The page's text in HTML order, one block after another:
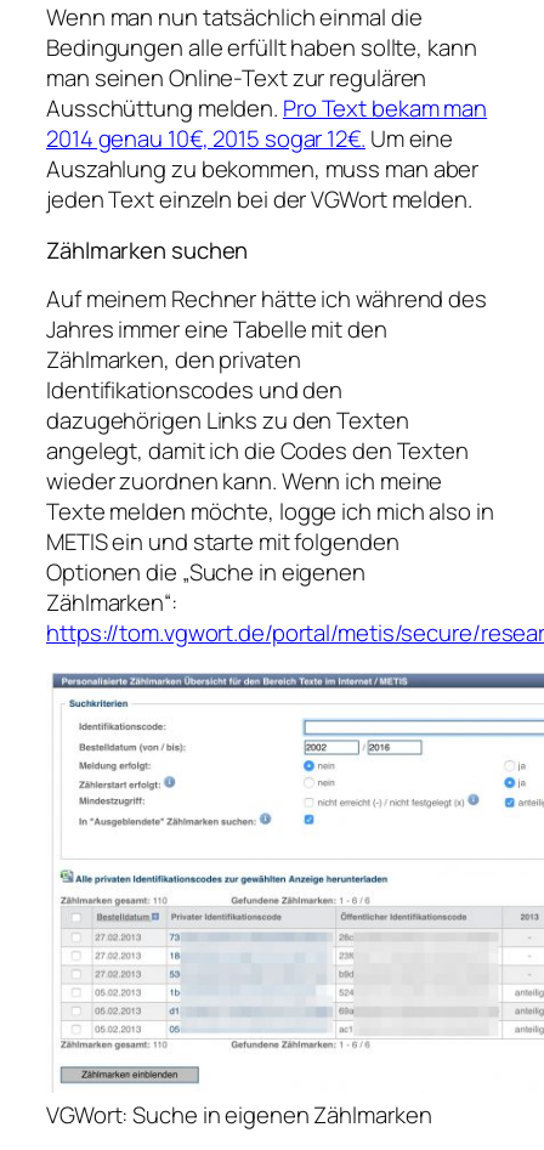
Wenn man nun tatsächlich einmal die
Bedingungen alle erfüllt haben sollte, kann
man seinen Online-Text zur regulären
Ausschüttung melden. Pro Text bekam man
2014 genau 10€, 2015 sogar 12€. Um eine
Auszahlung zu bekommen, muss man aber
jeden Text einzeln bei der VGWort melden.
Zählmarken suchen
Auf meinem Rechner hätte ich während des
Jahres immer eine Tabelle mit den
Zählmarken, den privaten
Identifikationscodes und den
dazugehörigen Links zu den Texten
angelegt, damit ich die Codes den Texten
wieder zuordnen kann. Wenn ich meine
Texte melden möchte, logge ich mich also in
METIS ein und starte mit folgenden
Optionen die „Suche in eigenen
Zählmarken“:
https://tom.vgwort.de/portal/metis/secure/
VGWort: Suche in eigenen Zählmarken